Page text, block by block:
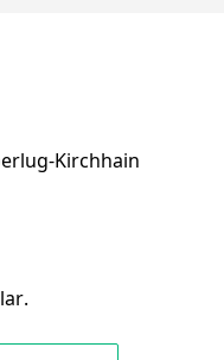
Kirchhain
.